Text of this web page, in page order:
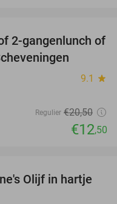
39%
2-gangenlunch of
9.1 star
Regulier €20,50
€12,50
26%
Olijf in hartje